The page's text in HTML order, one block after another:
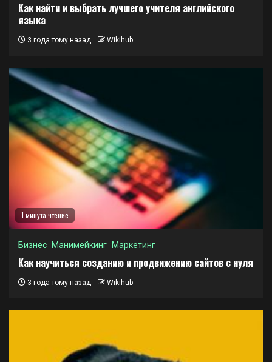
Как найти и выбрать лучшего учителя английского
языка
3 года тому назад Wikihub
1 минута чтение
Бизнес Манимейкинг Маркетинг
Как научиться созданию и продвижению сайтов с нуля
3 года тому назад Wikihub